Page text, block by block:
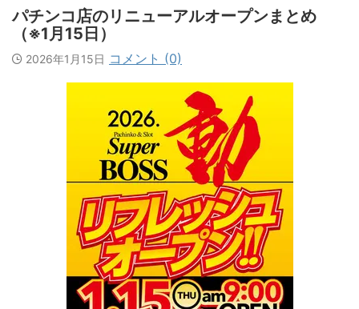
パチンコ店のリニューアルオープンまとめ
（※1月15日）
2026年1月15日 コメント (0)